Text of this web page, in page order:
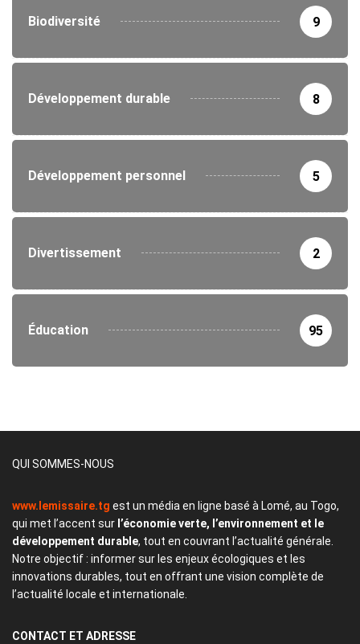
Biodiversité 9
Développement durable 8
Développement personnel 5
Divertissement 2
Éducation 95
QUI SOMMES-NOUS
www.lemissaire.tg est un média en ligne basé à Lomé, au Togo,
qui met l’accent sur l’économie verte, l’environnement et le
développement durable, tout en couvrant l’actualité générale.
Notre objectif : informer sur les enjeux écologiques et les
innovations durables, tout en offrant une vision complète de
l’actualité locale et internationale.
CONTACT ET ADRESSE